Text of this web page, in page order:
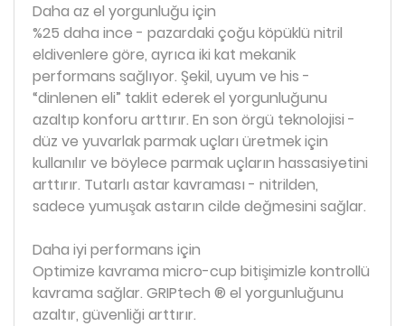
Daha az el yorgunluğu için
%25 daha ince - pazardaki çoğu köpüklü nitril
eldivenlere göre, ayrıca iki kat mekanik
performans sağlıyor. Şekil, uyum ve his -
“dinlenen eli” taklit ederek el yorgunluğunu
azaltıp konforu arttırır. En son örgü teknolojisi -
düz ve yuvarlak parmak uçları üretmek için
kullanılır ve böylece parmak uçların hassasiyetini
arttırır. Tutarlı astar kavraması - nitrilden,
sadece yumuşak astarın cilde değmesini sağlar.
Daha iyi performans için
Optimize kavrama micro-cup bitişimizle kontrollü
kavrama sağlar. GRIPtech ® el yorgunluğunu
azaltır, güvenliği arttırır.